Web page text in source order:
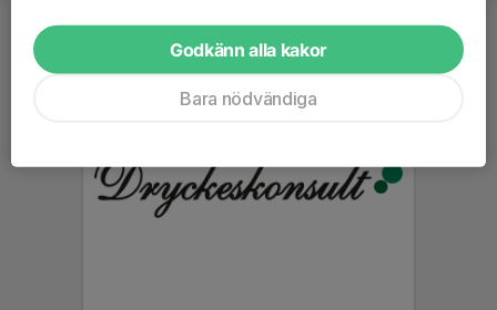
Godkänn alla kakor
Bara nödvändiga